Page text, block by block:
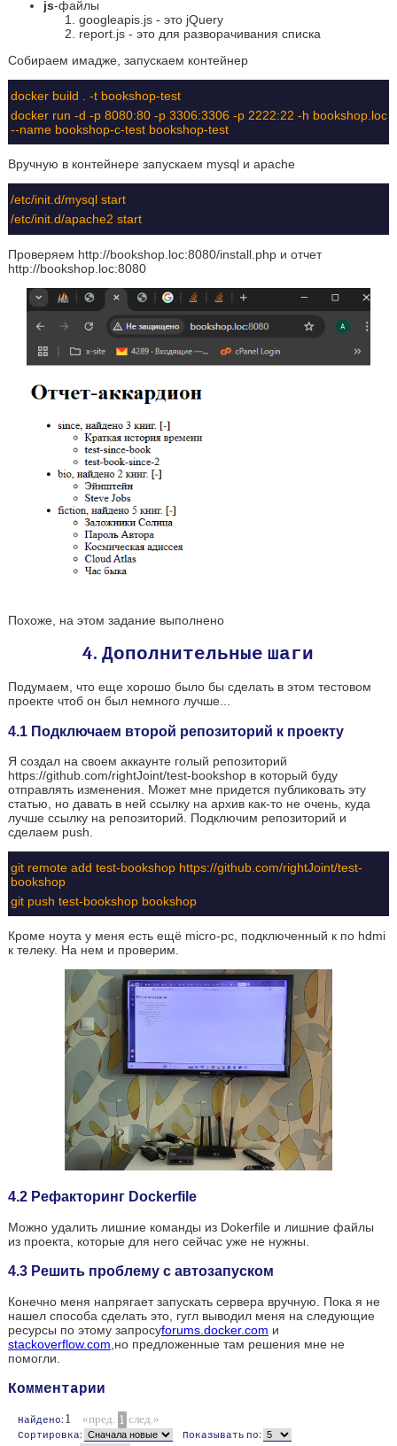
js-файлы
googleapis.js - это jQuery
report.js - это для разворачивания списка
Собираем имадже, запускаем контейнер
docker build . -t bookshop-test
docker run -d -p 8080:80 -p 3306:3306 -p 2222:22 -h bookshop.loc
--name bookshop-c-test bookshop-test
Вручную в контейнере запускаем mysql и apache
/etc/init.d/mysql start
/etc/init.d/apache2 start
Проверяем http://bookshop.loc:8080/install.php и отчет
http://bookshop.loc:8080
Похоже, на этом задание выполнено
4. Дополнительные шаги
Подумаем, что еще хорошо было бы сделать в этом тестовом
проекте чтоб он был немного лучше...
4.1 Подключаем второй репозиторий к проекту
Я создал на своем аккаунте голый репозиторий
https://github.com/rightJoint/test-bookshop в который буду
отправлять изменения. Может мне придется публиковать эту
статью, но давать в ней ссылку на архив как-то не очень, куда
лучше ссылку на репозиторий. Подключим репозиторий и
сделаем push.
git remote add test-bookshop https://github.com/rightJoint/test-
bookshop
git push test-bookshop bookshop
Кроме ноута у меня есть ещё micro-pc, подключенный к по hdmi
к телеку. На нем и проверим.
4.2 Рефакторинг Dockerfile
Можно удалить лишние команды из Dokerfile и лишние файлы
из проекта, которые для него сейчас уже не нужны.
4.3 Решить проблему с автозапуском
Конечно меня напрягает запускать сервера вручную. Пока я не
нашел способа сделать это, гугл выводил меня на следующие
ресурсы по этому запросуforums.docker.com и
stackoverflow.com ,но предложенные там решения мне не
помогли.
Комментарии
Найдено 1 пред. 1 след.
Сортировка
Показывать по